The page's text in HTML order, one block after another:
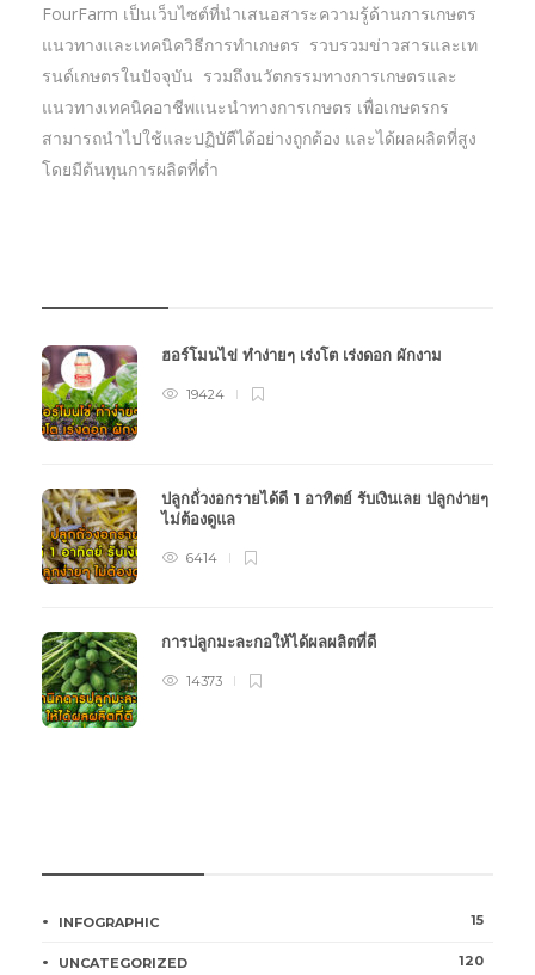
FourFarm เป็นเว็บไซต์ที่นำเสนอสาระความรู้ด้านการเกษตร
แนวทางและเทคนิควิธีการทำเกษตร รวบรวมข่าวสารและเท
รนด์เกษตรในปัจจุบัน รวมถึงนวัตกรรมทางการเกษตรและ
แนวทางเทคนิคอาชีพแนะนำทางการเกษตร เพื่อเกษตรกร
สามารถนำไปใช้และปฏิบัตืได้อย่างถูกต้อง และได้ผลผลิตที่สูง
โดยมีต้นทุนการผลิตที่ต่ำ
ฮอร์โมนไข่ ทำง่ายๆ เร่งโต เร่งดอก ผักงาม
19424
ปลูกถั่วงอกรายได้ดี 1 อาทิตย์ รับเงินเลย ปลูกง่ายๆ
ไม่ต้องดูแล
6414
การปลูกมะละกอให้ได้ผลผลิตที่ดี
14373
INFOGRAPHIC 15
UNCATEGORIZED 120